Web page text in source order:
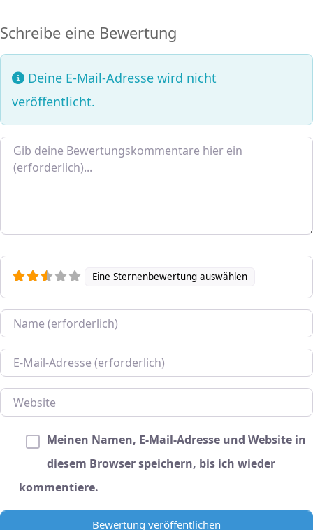
Schreibe eine Bewertung
Deine E-Mail-Adresse wird nicht
veröffentlicht.
Bewertungstext
Eine Sternenbewertung auswählen
Name
E-Mail
Website
Meinen Namen, E-Mail-Adresse und Website in
diesem Browser speichern, bis ich wieder
kommentiere.